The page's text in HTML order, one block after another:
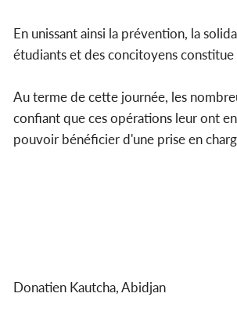
En unissant ainsi la prévention, la
étudiants et des concitoyens
Au terme de cette journée, les
confiant que ces opérations leur ont
pouvoir bénéficier d'une prise en
Donatien Kautcha, Abidjan